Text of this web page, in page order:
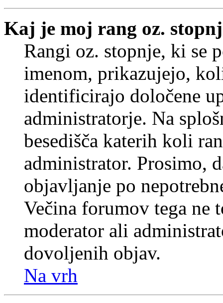
Kaj je moj rang oz.
Rangi oz. stopnje, ki se
imenom, prikazujejo,
identificirajo določene
administratorje. Na
besedišča katerih koli
administrator. Prosimo,
objavljanje po
Večina forumov tega ne
moderator ali
dovoljenih objav.
Na vrh